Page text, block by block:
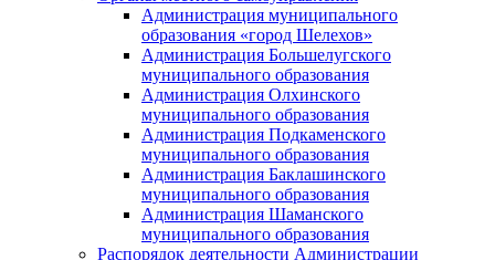
Администрация муниципального
образования «город Шелехов»
Администрация Большелугского
муниципального образования
Администрация Олхинского
муниципального образования
Администрация Подкаменского
муниципального образования
Администрация Баклашинского
муниципального образования
Администрация Шаманского
муниципального образования
Распорядок деятельности Администрации